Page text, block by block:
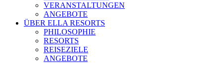
VERANSTALTUNGEN
ANGEBOTE
ÜBER ELLA RESORTS
PHILOSOPHIE
RESORTS
REISEZIELE
ANGEBOTE